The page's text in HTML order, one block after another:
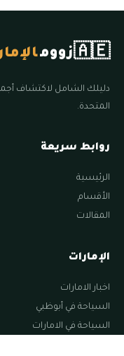
🇦🇪زووم
دليلك الشامل لاكتشاف
المتحدة.
روابط سريعة
الرئيسية
الأقسام
المقالات
الإمارات
اخبار الامارات
السياحة في أبوظبي
السياحة في الامارات